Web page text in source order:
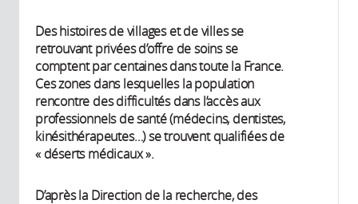
Des histoires de villages et de villes se
retrouvant privées d’offre de soins se
comptent par centaines dans toute la France.
Ces zones dans lesquelles la population
rencontre des difficultés dans l’accès aux
professionnels de santé (médecins, dentistes,
kinésithérapeutes…) se trouvent qualifiées de
« déserts médicaux ».
D’après la Direction de la recherche, des